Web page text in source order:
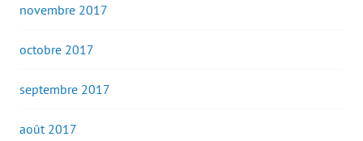
novembre 2017
octobre 2017
septembre 2017
août 2017